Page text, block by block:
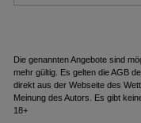
Die genannten Angebote sind
mehr gültig. Es gelten die AGB
direkt aus der Webseite des
Meinung des Autors. Es gibt
18+